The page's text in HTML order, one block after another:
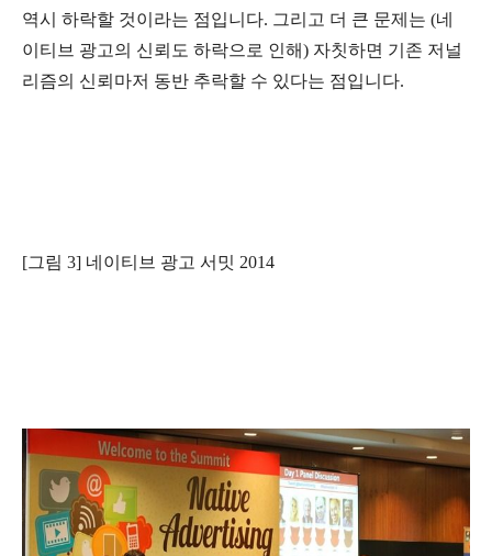
역시 하락할 것이라는 점입니다. 그리고 더 큰 문제는 (네
이티브 광고의 신뢰도 하락으로 인해) 자칫하면 기존 저널
리즘의 신뢰마저 동반 추락할 수 있다는 점입니다.
[그림 3] 네이티브 광고 서밋 2014